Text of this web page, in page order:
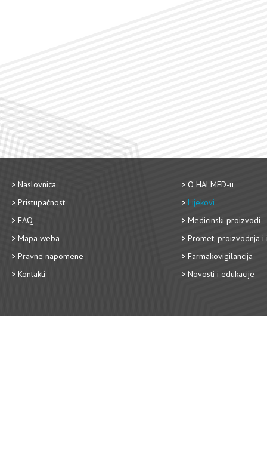
Naslovnica
Pristupačnost
FAQ
Mapa weba
Pravne napomene
Kontakti
O HALMED-u
Lijekovi
Medicinski proizvodi
Promet, proizvodnja i
Farmakovigilancija
Novosti i edukacije